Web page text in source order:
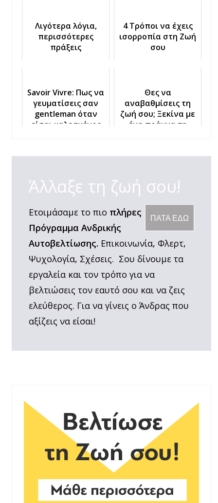
Λιγότερα λόγια,
περισσότερες
πράξεις
4 Τρόποι να έχεις
ισορροπία στη Ζωή
σου
Savoir Vivre: Πως να
γευματίσεις σαν
gentleman όταν
είσαι καλεσμένος
Θες να
αναβαθμίσεις τη
ζωή σου; Ξεκίνα με
ένα πράγμα τη
Άλλαξε τη ζωή σου!
ΠΑΤΑ ΕΔΩ
Ετοιμάσαμε το πιο πλήρες
Πρόγραμμα Ανδρικής
Αυτοβελτίωσης. Επικοινωνία, Φλερτ,
Ψυχολογία, Σχέσεις. Σου δίνουμε τα
εργαλεία και τον τρόπο για να
βελτιώσεις τον εαυτό σου και να ζεις
ελεύθερος. Για να γίνεις ο Άνδρας που
αξίζεις να είσαι!